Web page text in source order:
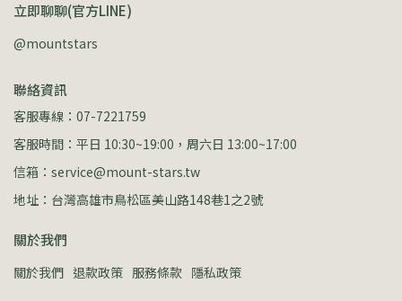
立即聊聊(官方LINE)
@mountstars
聯絡資訊
客服專線：07-7221759
客服時間：平日 10:30~19:00，周六日 13:00~17:00
信箱：service@mount-stars.tw
地址：台灣高雄市鳥松區美山路148巷1之2號
關於我們
關於我們 退款政策 服務條款 隱私政策